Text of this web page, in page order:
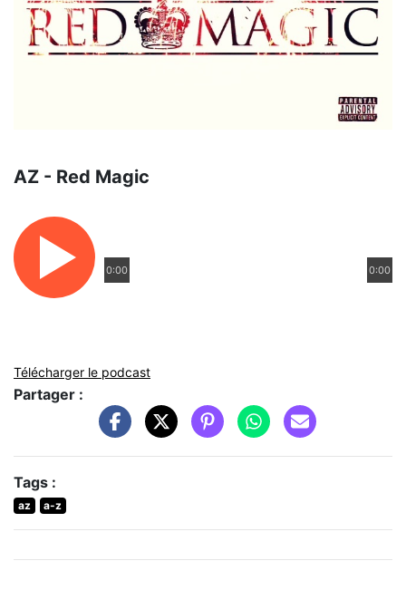
AZ - Red Magic
0:00 0:00
Télécharger le podcast
Partager :
Tags :
az a-z